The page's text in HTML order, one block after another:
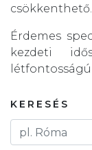
csökkenthető.
Érdemes
kezdeti
KERESÉS